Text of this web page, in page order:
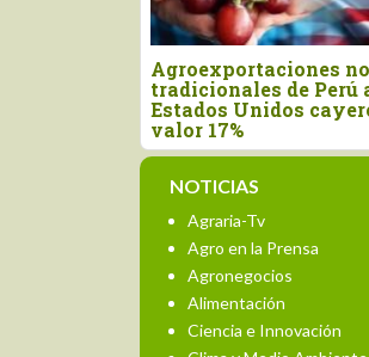
Declaran el segundo viernes
de agosto como el Día
Nacional de la Chirimoya
NOTICIAS
Agraria-Tv
Agro en la Prensa
Agronegocios
Alimentación
Ciencia e Innovación